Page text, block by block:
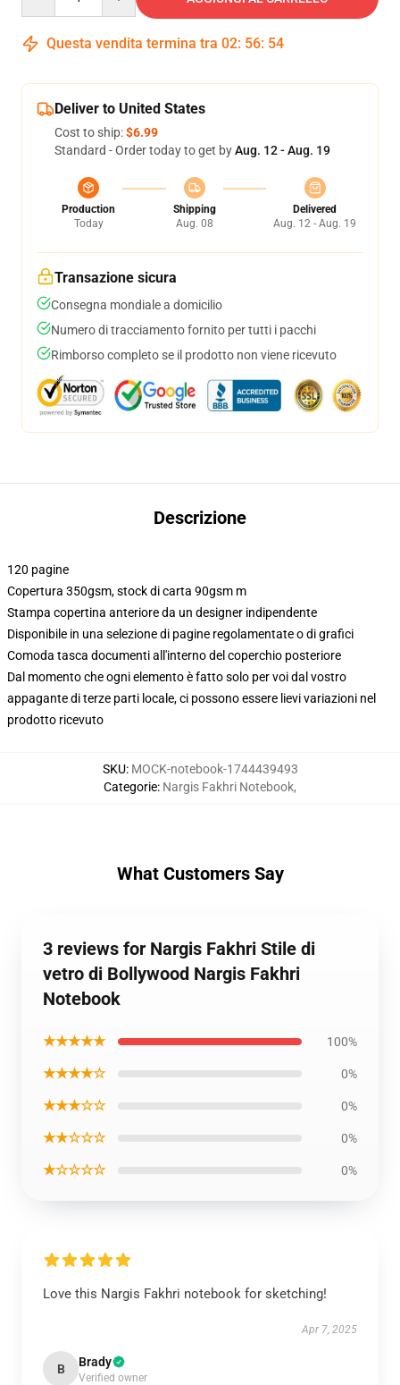
Questa vendita termina tra 02: 56: 53
Deliver to United States
Cost to ship:$6.99
Standard - Order today to get byAug. 12 - Aug. 19
Production
Today
Shipping
Aug. 08
Delivered
Aug. 12 - Aug. 19
Transazione sicura
Consegna mondiale a domicilio
Numero di tracciamento fornito per tutti i pacchi
Rimborso completo se il prodotto non viene ricevuto
Descrizione
120 pagine
Copertura 350gsm, stock di carta 90gsm m
Stampa copertina anteriore da un designer indipendente
Disponibile in una selezione di pagine regolamentate o di grafici
Comoda tasca documenti all'interno del coperchio posteriore
Dal momento che ogni elemento è fatto solo per voi dal vostro
appagante di terze parti locale, ci possono essere lievi variazioni nel
prodotto ricevuto
SKU: MOCK-notebook-1744439493
Categorie: Nargis Fakhri Notebook,
What Customers Say
3 reviews for Nargis Fakhri Stile di
vetro di Bollywood Nargis Fakhri
Notebook
★★★★★ 100%
★★★★☆ 0%
★★★☆☆ 0%
★★☆☆☆ 0%
★☆☆☆☆ 0%
Love this Nargis Fakhri notebook for sketching!
Apr 7, 2025
B Brady
Verified owner